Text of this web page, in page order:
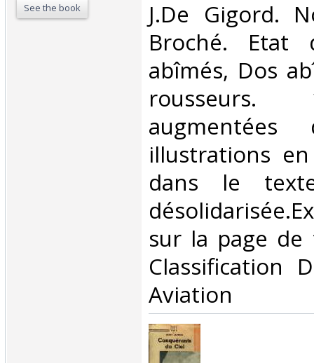
See the book
‎J.De Gigord.
Broché. Etat
abîmés, Dos
rousseurs.
augmentées
illustrations
dans le
sur la page
Classification
Aviation‎